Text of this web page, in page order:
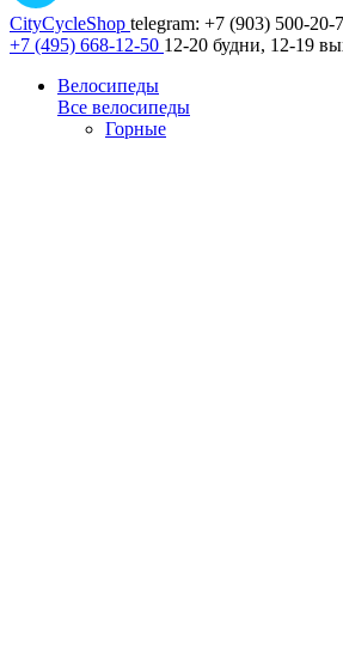
CityCycleShop telegram: +7 (903) 500-20-
+7 (495) 668-12-50 12-20 будни, 12-19
Велосипеды
Все велосипеды
Горные